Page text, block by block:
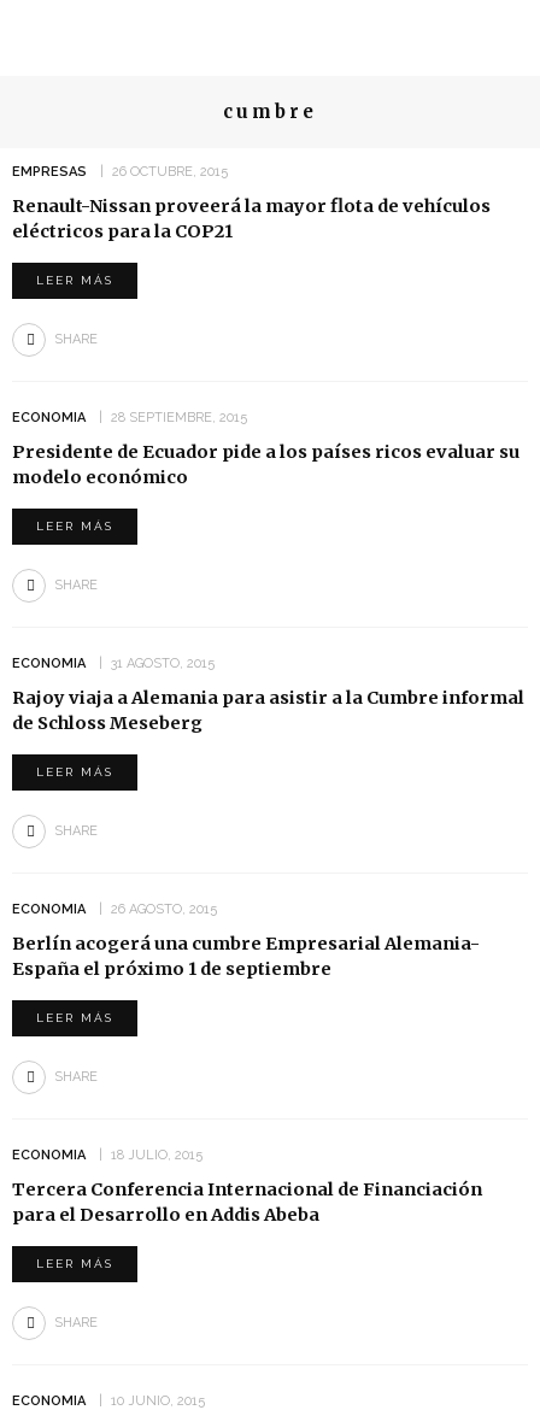
cumbre
EMPRESAS 26 OCTUBRE, 2015
Renault-Nissan proveerá la mayor flota de vehículos
eléctricos para la COP21
LEER MÁS
SHARE
ECONOMIA 28 SEPTIEMBRE, 2015
Presidente de Ecuador pide a los países ricos evaluar su
modelo económico
LEER MÁS
SHARE
ECONOMIA 31 AGOSTO, 2015
Rajoy viaja a Alemania para asistir a la Cumbre informal
de Schloss Meseberg
LEER MÁS
SHARE
ECONOMIA 26 AGOSTO, 2015
Berlín acogerá una cumbre Empresarial Alemania-
España el próximo 1 de septiembre
LEER MÁS
SHARE
ECONOMIA 18 JULIO, 2015
Tercera Conferencia Internacional de Financiación
para el Desarrollo en Addis Abeba
LEER MÁS
SHARE
ECONOMIA 10 JUNIO, 2015